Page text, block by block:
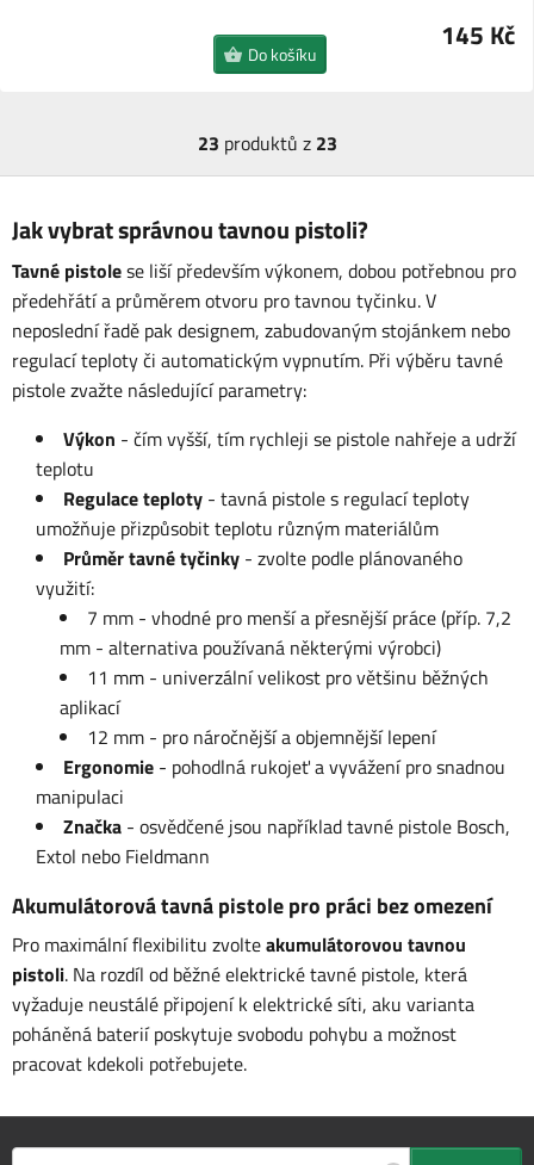
145 Kč
Do košíku
23 produktů z 23
Jak vybrat správnou tavnou pistoli?
Tavné pistolese liší především výkonem, dobou potřebnou pro
předehřátí a průměrem otvoru pro tavnou tyčinku. V
neposlední řadě pak designem, zabudovaným stojánkem nebo
regulací teploty či automatickým vypnutím. Při výběru tavné
pistole zvažte následující parametry:
Výkon - čím vyšší, tím rychleji se pistole nahřeje a udrží
teplotu
Regulace teploty - tavná pistole s regulací teploty
umožňuje přizpůsobit teplotu různým materiálům
Průměr tavné tyčinky - zvolte podle plánovaného
využití:
7 mm - vhodné pro menší a přesnější práce (příp. 7,2
mm - alternativa používaná některými výrobci)
11 mm - univerzální velikost pro většinu běžných
aplikací
12 mm - pro náročnější a objemnější lepení
Ergonomie - pohodlná rukojeť a vyvážení pro snadnou
manipulaci
Značka - osvědčené jsou například tavné pistole Bosch,
Extol nebo Fieldmann
Akumulátorová tavná pistole pro práci bez omezení
Pro maximální flexibilitu zvolteakumulátorovou tavnou
pistoli. Na rozdíl od běžné elektrické tavné pistole, která
vyžaduje neustálé připojení k elektrické síti, aku varianta
poháněná baterií poskytuje svobodu pohybu a možnost
pracovat kdekoli potřebujete.